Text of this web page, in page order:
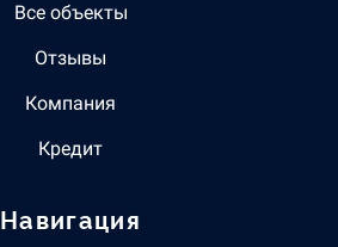
Все объекты
Отзывы
Компания
Кредит
Навигация